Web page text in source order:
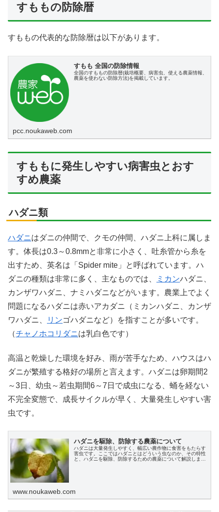
すももの防除暦
すももの代表的な防除暦は以下があります。
すもも 全国の防除情報
全国のすももの防除暦(栽培概要、病害虫、使える農薬情報、
農薬を使わない防除方法)を掲載しています。
pcc.noukaweb.com
すももに発生しやすい病害虫とおす
すめ農薬
ハダニ類
ハダニはダニの仲間で、クモの仲間、ハダニ上科に属しま
す。体長は0.3～0.8mmと非常に小さく、吐糸管から糸を
出すため、英名は「Spider mite」と呼ばれています。ハ
ダニの種類は非常に多く、主なものでは、
ミカンハダニ、
カンザワハダニ、ナミハダニなどがいます。農業上でよく
問題になるハダニは赤いアカダニ（ミカンハダニ、カンザ
ワハダニ、
リンゴハダニなど）を指すことが多いです。
（チャノホコリダニは乳白色です）
高温と乾燥した環境を好み、雨が苦手なため、ハウスはハ
ダニが繁殖する格好の場所と言えます。ハダニは卵期間2
～3日、幼虫～若虫期間6～7日で成虫になる、蛹を経ない
不完全変態で、成長サイクルが早く、大量発生しやすい害
虫です。
ハダニを駆除、防除する農薬について
ハダニは大量発生しやすく、幅広い農作物に食害をもたらす
害虫です。ここではハダニとはどういう虫なのか、その特性
と、ハダニを駆除、防除するための農薬について解説しま
www.noukaweb.com